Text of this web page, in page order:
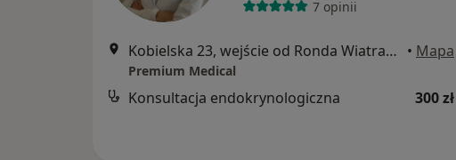
7 opinii
Kobielska 23, wejście od Ronda Wiatraczna, Galeria Grochów, Warszawa • Mapa
Premium Medical
Konsultacja endokrynologiczna 300 zł